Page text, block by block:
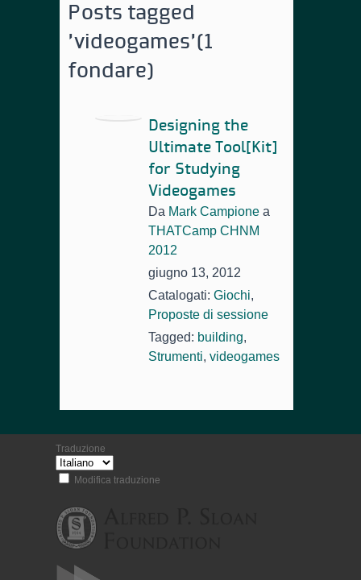
Posts tagged
'videogames'(1
fondare)
Designing the
Ultimate Tool[Kit]
for Studying
Videogames
Da Mark Campione a
THATCamp CHNM
2012
giugno 13, 2012
Catalogati: Giochi,
Proposte di sessione
Tagged: building,
Strumenti, videogames
Traduzione
Modifica traduzione